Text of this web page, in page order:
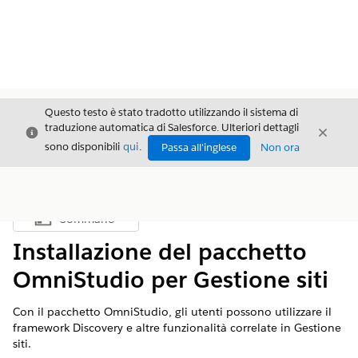
Chiudi
Questo testo è stato tradotto utilizzando il sistema di
traduzione automatica di Salesforce. Ulteriori dettagli
sono disponibili qui. Passa all'inglese Non ora
Chiudi
Mostra sommario
Sommario
Installazione del pacchetto
OmniStudio per Gestione siti
Con il pacchetto OmniStudio, gli utenti possono utilizzare il
framework Discovery e altre funzionalità correlate in Gestione
siti.